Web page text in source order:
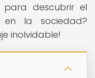
para descubrir el
la sociedad?
inolvidable!